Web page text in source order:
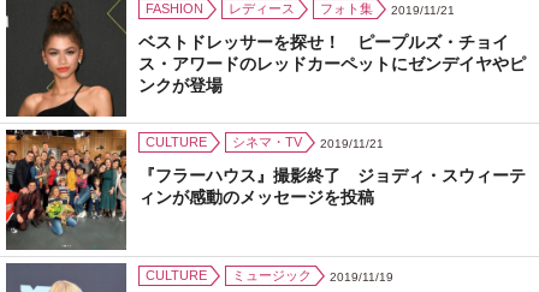
FASHION レディース フォト集 2019/11/21
ベストドレッサーを探せ！ ピープルズ・チョイ
ス・アワードのレッドカーペットにゼンデイヤやピ
ンクが登場
CULTURE シネマ・TV 2019/11/21
『フラーハウス』撮影終了 ジョディ・スウィーテ
ィンが感動のメッセージを投稿
CULTURE ミュージック 2019/11/19